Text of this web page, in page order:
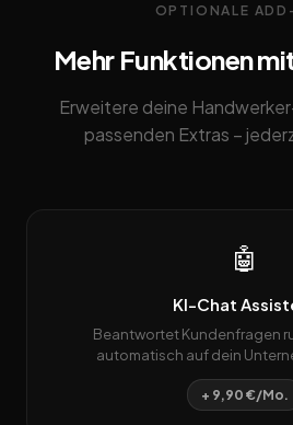
OPTIONALE
Mehr Funktionen
Erweitere deine
passenden Extras –
🤖
KI-Chat
Beantwortet Kundenfragen
automatisch auf dein
+ 9,90 €/Mo.